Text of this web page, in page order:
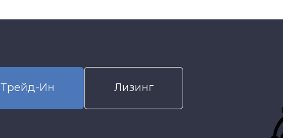
Трейд-Ин Лизинг